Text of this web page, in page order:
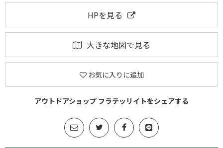
HPを見る
大きな地図で見る
お気に入りに追加
アウトドアショップ フラテッリイトをシェアする